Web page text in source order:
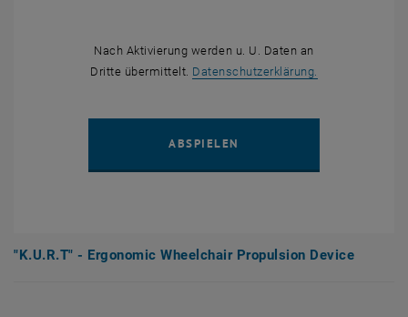
Nach Aktivierung werden u. U. Daten an
Dritte übermittelt. Datenschutzerklärung.
ABSPIELEN
"K.U.R.T" - Ergonomic Wheelchair Propulsion Device